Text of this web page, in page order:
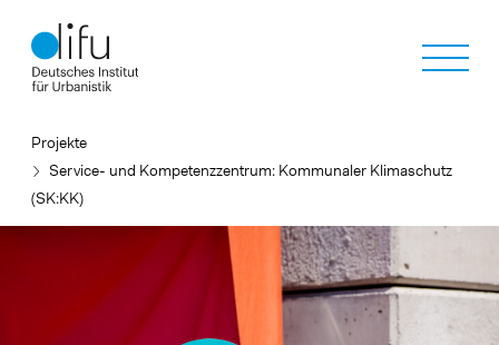
zum
Inhalt
Projekte
Service- und Kompetenzzentrum: Kommunaler Klimaschutz
(SK:KK)